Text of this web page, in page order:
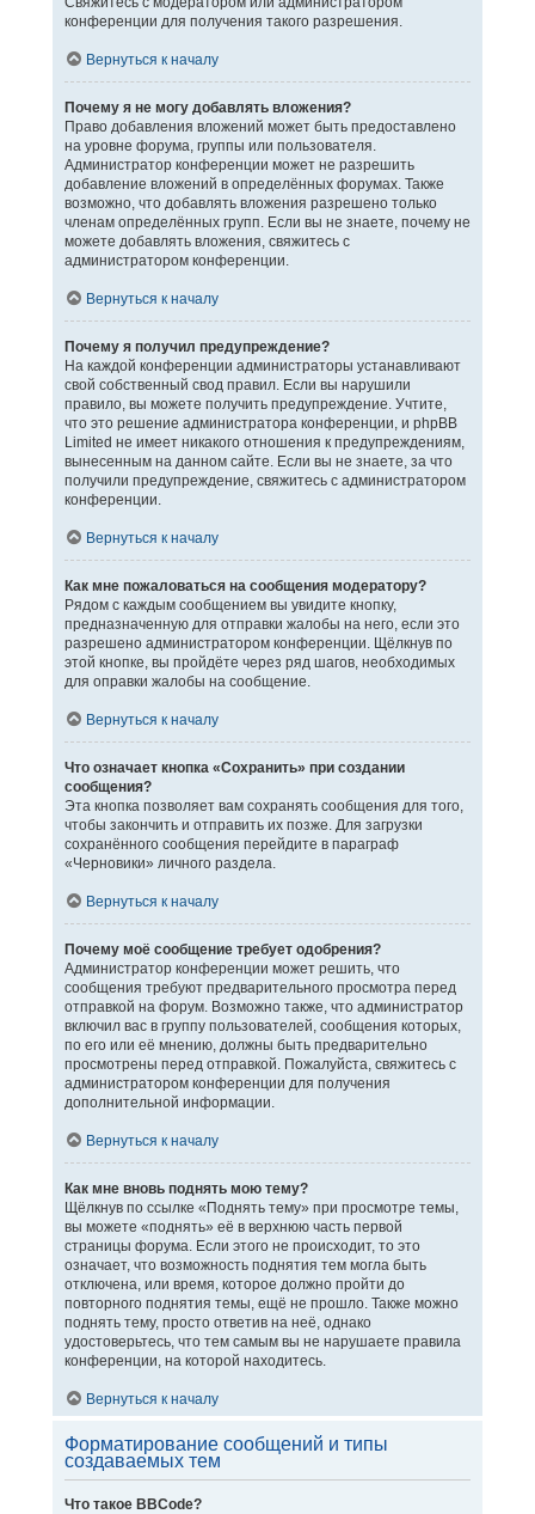
конференции для получения такого разрешения.
Вернуться к началу
Почему я не могу добавлять вложения?
Право добавления вложений может быть предоставлено
на уровне форума, группы или пользователя.
Администратор конференции может не разрешить
добавление вложений в определённых форумах. Также
возможно, что добавлять вложения разрешено только
членам определённых групп. Если вы не знаете, почему не
можете добавлять вложения, свяжитесь с
администратором конференции.
Вернуться к началу
Почему я получил предупреждение?
На каждой конференции администраторы устанавливают
свой собственный свод правил. Если вы нарушили
правило, вы можете получить предупреждение. Учтите,
что это решение администратора конференции, и phpBB
Limited не имеет никакого отношения к предупреждениям,
вынесенным на данном сайте. Если вы не знаете, за что
получили предупреждение, свяжитесь с администратором
конференции.
Вернуться к началу
Как мне пожаловаться на сообщения модератору?
Рядом с каждым сообщением вы увидите кнопку,
предназначенную для отправки жалобы на него, если это
разрешено администратором конференции. Щёлкнув по
этой кнопке, вы пройдёте через ряд шагов, необходимых
для оправки жалобы на сообщение.
Вернуться к началу
Что означает кнопка «Сохранить» при создании
сообщения?
Эта кнопка позволяет вам сохранять сообщения для того,
чтобы закончить и отправить их позже. Для загрузки
сохранённого сообщения перейдите в параграф
«Черновики» личного раздела.
Вернуться к началу
Почему моё сообщение требует одобрения?
Администратор конференции может решить, что
сообщения требуют предварительного просмотра перед
отправкой на форум. Возможно также, что администратор
включил вас в группу пользователей, сообщения которых,
по его или её мнению, должны быть предварительно
просмотрены перед отправкой. Пожалуйста, свяжитесь с
администратором конференции для получения
дополнительной информации.
Вернуться к началу
Как мне вновь поднять мою тему?
Щёлкнув по ссылке «Поднять тему» при просмотре темы,
вы можете «поднять» её в верхнюю часть первой
страницы форума. Если этого не происходит, то это
означает, что возможность поднятия тем могла быть
отключена, или время, которое должно пройти до
повторного поднятия темы, ещё не прошло. Также можно
поднять тему, просто ответив на неё, однако
удостоверьтесь, что тем самым вы не нарушаете правила
конференции, на которой находитесь.
Вернуться к началу
Форматирование сообщений и типы
создаваемых тем
Что такое BBCode?